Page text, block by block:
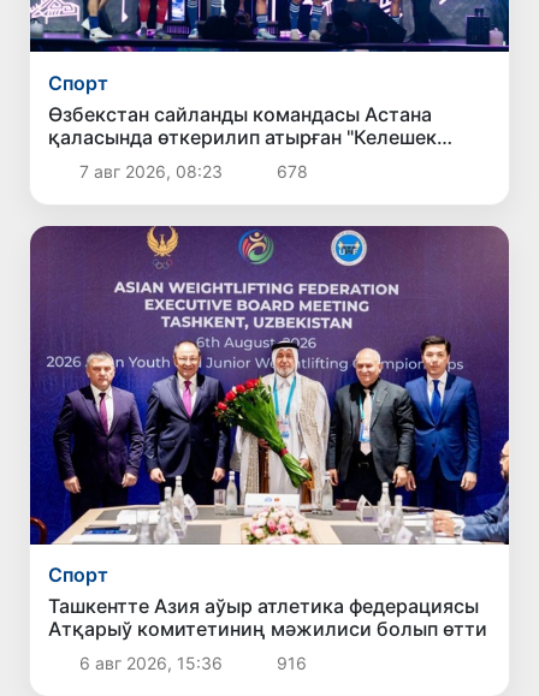
Спорт
Өзбекстан сайланды командасы Астана
қаласында өткерилип атырған "Келешек
ойынлары - 2026" спорт жарысларының
шерек финалына шықты
7 авг 2026, 08:23 678
Спорт
Ташкентте Азия аўыр атлетика федерациясы
Атқарыў комитетиниң мәжилиси болып өтти
6 авг 2026, 15:36 916